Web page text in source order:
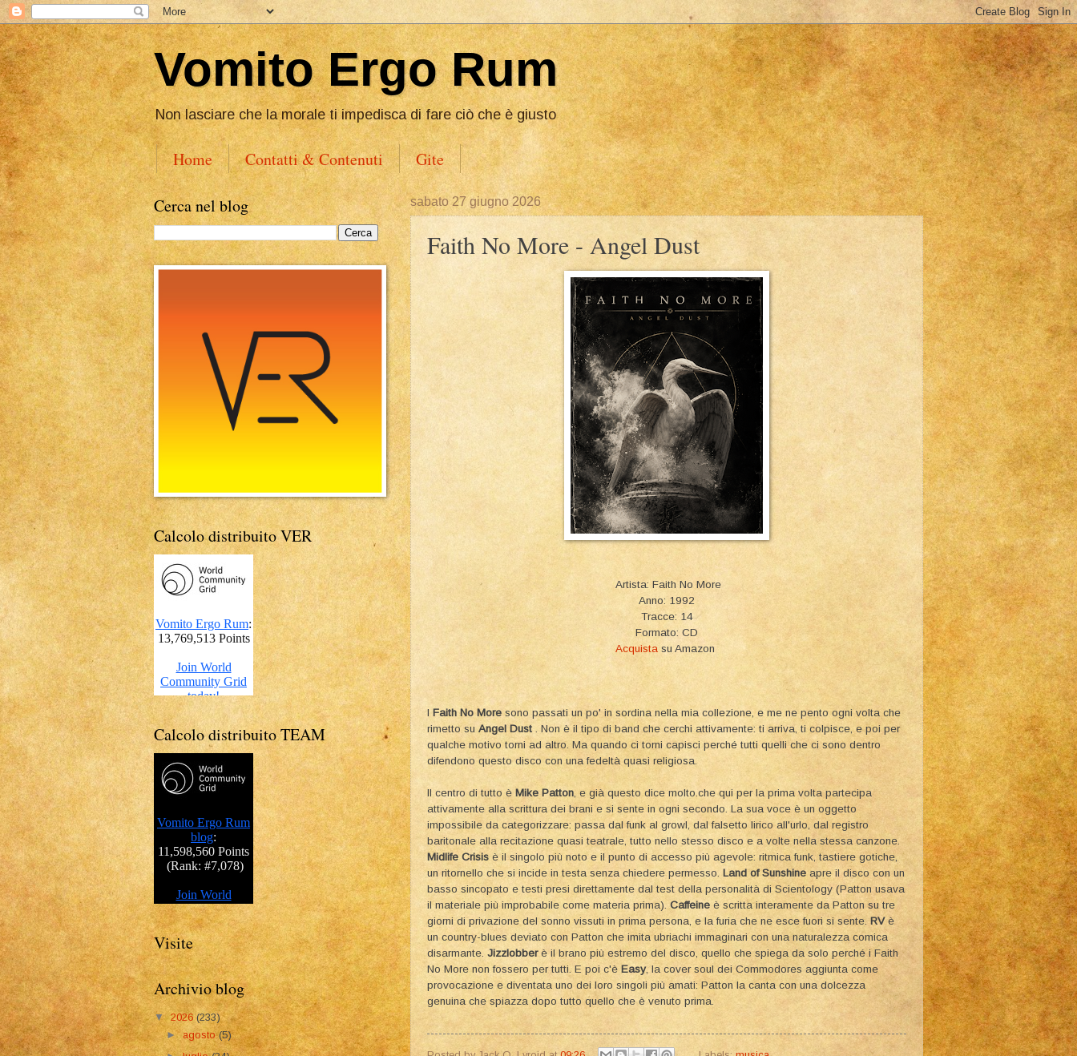
Vomito Ergo Rum
Non lasciare che la morale ti impedisca di fare ciò che è giusto
Home Contatti & Contenuti Gite
sabato 27 giugno 2026
Faith No More - Angel Dust
Artista: Faith No More
Anno: 1992
Tracce: 14
Formato: CD
Acquista su Amazon
I Faith No More sono passati un po' in sordina nella mia collezione, e me ne pento ogni volta che
rimetto suAngel Dust . Non è il tipo di band che cerchi attivamente: ti arriva, ti colpisce, e poi per
qualche motivo torni ad altro. Ma quando ci torni capisci perché tutti quelli che ci sono dentro
difendono questo disco con una fedeltà quasi religiosa.
Il centro di tutto è Mike Patton , e già questo dice molto.che qui per la prima volta partecipa
attivamente alla scrittura dei brani e si sente in ogni secondo. La sua voce è un oggetto
impossibile da categorizzare: passa dal funk al growl, dal falsetto lirico all'urlo, dal registro
baritonale alla recitazione quasi teatrale, tutto nello stesso disco e a volte nella stessa canzone.
Midlife Crisis è il singolo più noto e il punto di accesso più agevole: ritmica funk, tastiere gotiche,
un ritornello che si incide in testa senza chiedere permesso. Land of Sunshine apre il disco con un
basso sincopato e testi presi direttamente dal test della personalità di Scientology (Patton usava
il materiale più improbabile come materia prima). Caffeine è scritta interamente da Patton su tre
giorni di privazione del sonno vissuti in prima persona, e la furia che ne esce fuori si sente. RVè
un country-blues deviato con Patton che imita ubriachi immaginari con una naturalezza comica
disarmante. Jizzlobberè il brano più estremo del disco, quello che spiega da solo perché i Faith
No More non fossero per tutti. E poi c'è Easy, la cover soul dei Commodores aggiunta come
provocazione e diventata uno dei loro singoli più amati: Patton la canta con una dolcezza
genuina che spiazza dopo tutto quello che è venuto prima.
Cerca nel blog
Calcolo distribuito VER
Calcolo distribuito TEAM
Visite
Archivio blog
▼ 2026(233)
►agosto(5)